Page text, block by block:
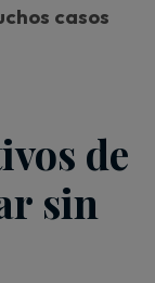
casos
de
sin